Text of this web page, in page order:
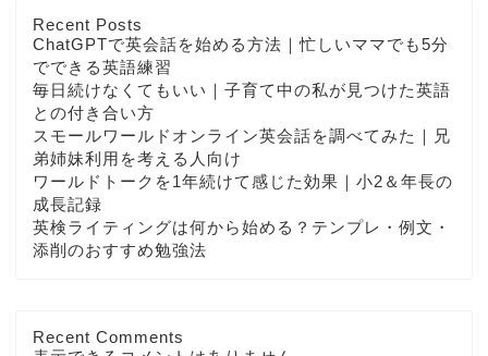
Recent Posts
ChatGPTで英会話を始める方法｜忙しいママでも5分
でできる英語練習
毎日続けなくてもいい｜子育て中の私が見つけた英語
との付き合い方
スモールワールドオンライン英会話を調べてみた｜兄
弟姉妹利用を考える人向け
ワールドトークを1年続けて感じた効果｜小2＆年長の
成長記録
英検ライティングは何から始める？テンプレ・例文・
添削のおすすめ勉強法
Recent Comments